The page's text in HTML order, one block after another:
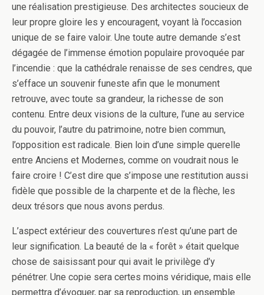
une réalisation prestigieuse. Des architectes soucieux de
leur propre gloire les y encouragent, voyant là l’occasion
unique de se faire valoir. Une toute autre demande s’est
dégagée de l’immense émotion populaire provoquée par
l’incendie : que la cathédrale renaisse de ses cendres, que
s’efface un souvenir funeste afin que le monument
retrouve, avec toute sa grandeur, la richesse de son
contenu. Entre deux visions de la culture, l’une au service
du pouvoir, l’autre du patrimoine, notre bien commun,
l’opposition est radicale. Bien loin d’une simple querelle
entre Anciens et Modernes, comme on voudrait nous le
faire croire ! C’est dire que s’impose une restitution aussi
fidèle que possible de la charpente et de la flèche, les
deux trésors que nous avons perdus.
L’aspect extérieur des couvertures n’est qu’une part de
leur signification. La beauté de la « forêt » était quelque
chose de saisissant pour qui avait le privilège d’y
pénétrer. Une copie sera certes moins véridique, mais elle
permettra d’évoquer, par sa reproduction, un ensemble